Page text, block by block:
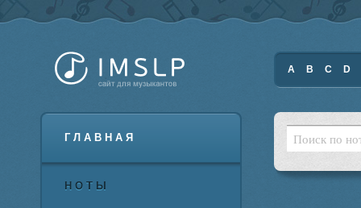
ГЛАВНАЯ
НОТЫ
A B C D